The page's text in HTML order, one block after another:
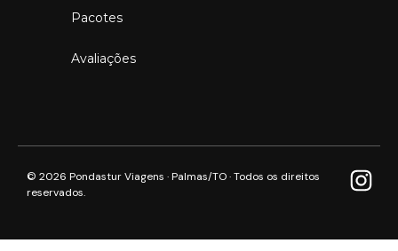
Pacotes
Avaliações
© 2026 Pondastur Viagens · Palmas/TO · Todos os direitos
reservados.